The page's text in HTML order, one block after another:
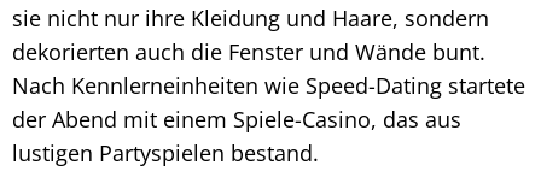
sie nicht nur ihre Kleidung und Haare, sondern
dekorierten auch die Fenster und Wände bunt.
Nach Kennlerneinheiten wie Speed-Dating startete
der Abend mit einem Spiele-Casino, das aus
lustigen Partyspielen bestand.